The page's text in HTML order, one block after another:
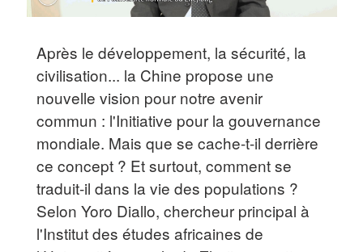
Après le développement, la sécurité, la
civilisation... la Chine propose une
nouvelle vision pour notre avenir
commun : l'Initiative pour la gouvernance
mondiale. Mais que se cache-t-il derrière
ce concept ? Et surtout, comment se
traduit-il dans la vie des populations ?
Selon Yoro Diallo, chercheur principal à
l'Institut des études africaines de